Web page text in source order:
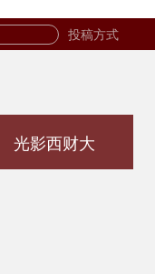
投稿方式
光影西财大